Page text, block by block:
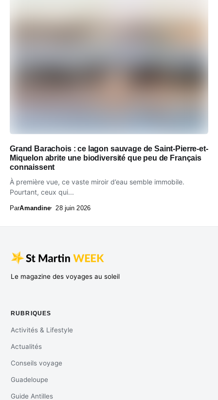
Grand Barachois : ce lagon sauvage de Saint-Pierre-et-
Miquelon abrite une biodiversité que peu de Français
connaissent
À première vue, ce vaste miroir d’eau semble immobile.
Pourtant, ceux qui...
ParAmandine 28 juin 2026
Le magazine des voyages au soleil
RUBRIQUES
Activités & Lifestyle
Actualités
Conseils voyage
Guadeloupe
Guide Antilles